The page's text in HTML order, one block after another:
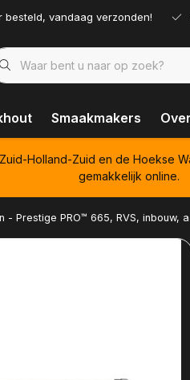
besteld, vandaag verzonden!
Smaakmakers
Holland-Zuid en de Hoekse
gemakkelijk online.
- Prestige PRO™ 665, RVS, inbouw,